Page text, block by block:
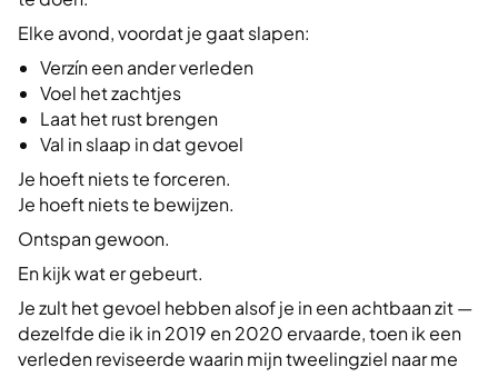
Elke avond, voordat je gaat slapen:
Verzín een ander verleden
Voel het zachtjes
Laat het rust brengen
Val in slaap in dat gevoel
Je hoeft niets te forceren.
Je hoeft niets te bewijzen.
Ontspan gewoon.
En kijk wat er gebeurt.
Je zult het gevoel hebben alsof je in een achtbaan zit —
dezelfde die ik in 2019 en 2020 ervaarde, toen ik een
verleden reviseerde waarin mijn tweelingziel naar me